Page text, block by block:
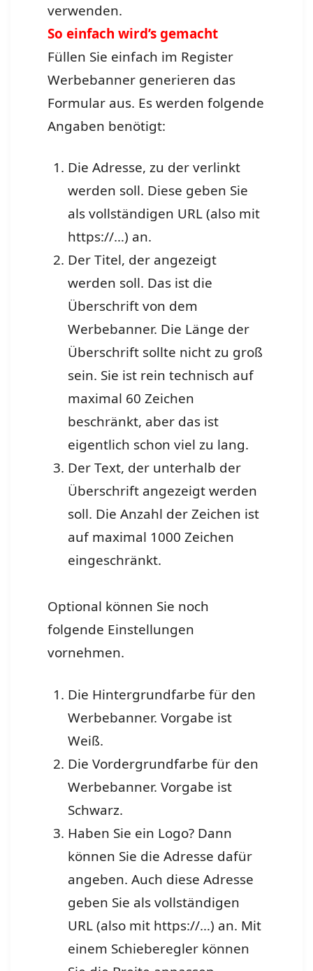
verwenden.
So einfach wird’s gemacht
Füllen Sie einfach im Register
Werbebanner generieren das
Formular aus. Es werden folgende
Angaben benötigt:
Die Adresse, zu der verlinkt
werden soll. Diese geben Sie
als vollständigen URL (also mit
https://…) an.
Der Titel, der angezeigt
werden soll. Das ist die
Überschrift von dem
Werbebanner. Die Länge der
Überschrift sollte nicht zu groß
sein. Sie ist rein technisch auf
maximal 60 Zeichen
beschränkt, aber das ist
eigentlich schon viel zu lang.
Der Text, der unterhalb der
Überschrift angezeigt werden
soll. Die Anzahl der Zeichen ist
auf maximal 1000 Zeichen
eingeschränkt.
Optional können Sie noch
folgende Einstellungen
vornehmen.
Die Hintergrundfarbe für den
Werbebanner. Vorgabe ist
Weiß.
Die Vordergrundfarbe für den
Werbebanner. Vorgabe ist
Schwarz.
Haben Sie ein Logo? Dann
können Sie die Adresse dafür
angeben. Auch diese Adresse
geben Sie als vollständigen
URL (also mit https://…) an. Mit
einem Schieberegler können